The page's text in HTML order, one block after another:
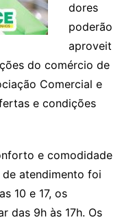
dores
poderão
aproveit
do comércio de
Comercial e
e condições
e comodidade
atendimento foi
10 e 17, os
das 9h às 17h. Os